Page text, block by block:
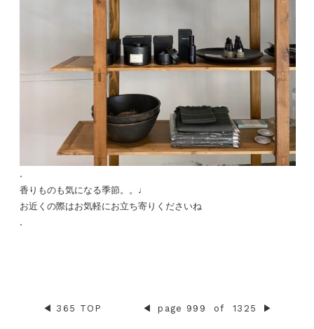
.
香りものも気になる季節。。♩
お近くの際はお気軽にお立ち寄りくださいね
.
◀︎ 365 TOP ◀︎ page 999 of 1325 ▶︎